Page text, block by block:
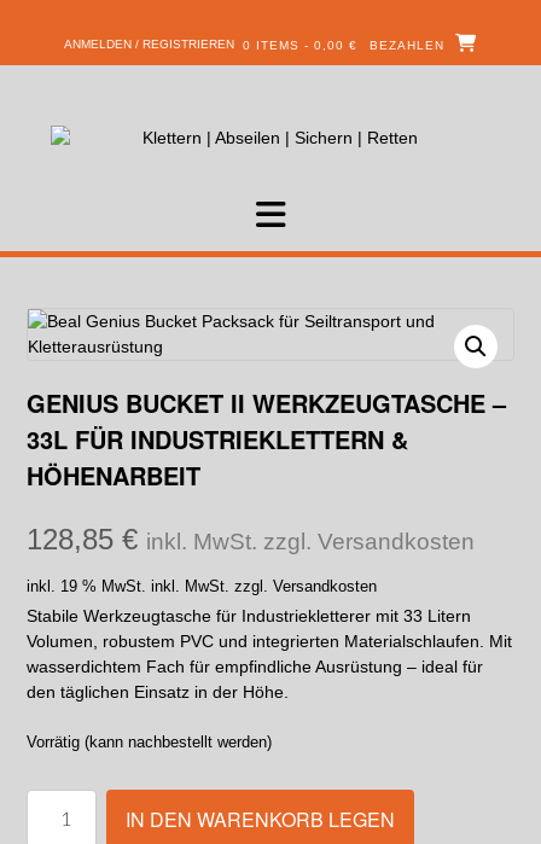
ANMELDEN / REGISTRIEREN 0 ITEMS - 0,00 € BEZAHLEN
GENIUS BUCKET II WERKZEUGTASCHE –
33L FÜR INDUSTRIEKLETTERN &
HÖHENARBEIT
128,85 € inkl. MwSt. zzgl. Versandkosten
inkl. 19 % MwSt. inkl. MwSt. zzgl. Versandkosten
Stabile Werkzeugtasche für Industriekletterer mit 33 Litern
Volumen, robustem PVC und integrierten Materialschlaufen. Mit
wasserdichtem Fach für empfindliche Ausrüstung – ideal für
den täglichen Einsatz in der Höhe.
Vorrätig (kann nachbestellt werden)
IN DEN WARENKORB LEGEN